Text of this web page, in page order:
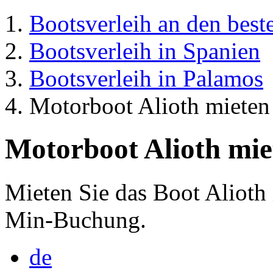
Bootsverleih an den
Bootsverleih in Spanien
Bootsverleih in Palamos
Motorboot Alioth mieten
Motorboot Alioth
Mieten Sie das Boot
Min-Buchung.
de